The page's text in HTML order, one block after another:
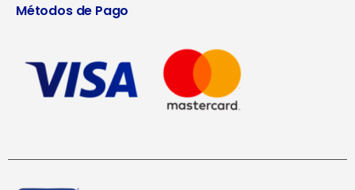
Métodos de Pago